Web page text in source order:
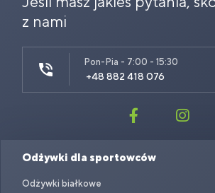
z nami
Pon-Pia - 7:00 - 15:30
+48 882 418 076
Odżywki dla sportowców
Odżywki białkowe